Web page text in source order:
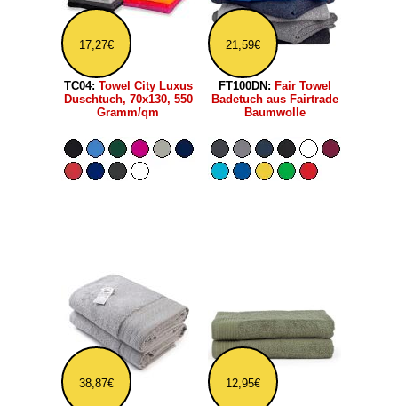
17,27€
TC04: Towel City Luxus
Duschtuch, 70x130, 550
Gramm/qm
21,59€
FT100DN: Fair Towel
Badetuch aus Fairtrade
Baumwolle
38,87€ 12,95€